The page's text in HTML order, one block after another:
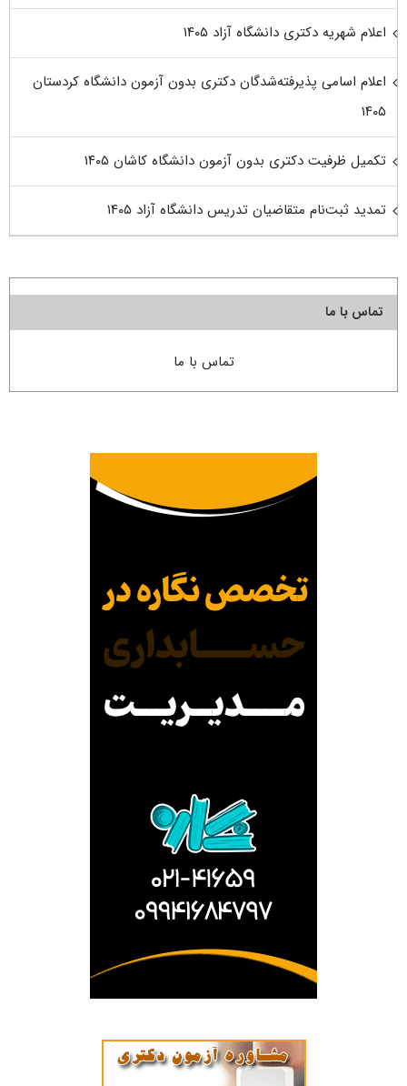
اعلام شهریه دکتری دانشگاه آزاد ۱۴۰۵
اعلام اسامی پذیرفته‌شدگان دکتری بدون آزمون دانشگاه کردستان
۱۴۰۵
تکمیل ظرفیت دکتری بدون آزمون دانشگاه کاشان ۱۴۰۵
تمدید ثبت‌نام متقاضیان تدریس دانشگاه آزاد ۱۴۰۵
تماس با ما
تماس با ما